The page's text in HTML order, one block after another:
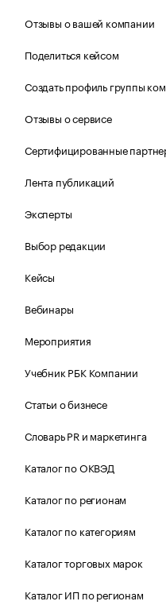
Отзывы о вашей компании
Поделиться кейсом
Создать профиль группы
Отзывы о сервисе
Сертифицированные
Лента публикаций
Эксперты
Выбор редакции
Кейсы
Вебинары
Мероприятия
Учебник РБК Компании
Статьи о бизнесе
Словарь PR и маркетинга
Каталог по ОКВЭД
Каталог по регионам
Каталог по категориям
Каталог торговых марок
Каталог ИП по регионам